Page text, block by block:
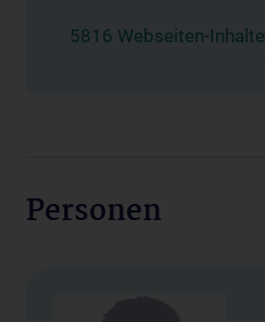
5816 Webseiten-Inhalte
Personen